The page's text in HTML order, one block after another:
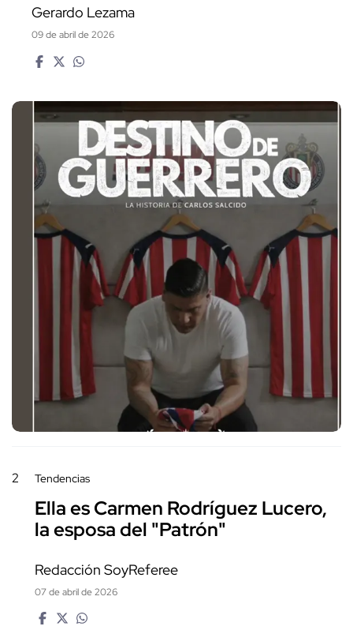
Gerardo Lezama
09 de abril de 2026
2 Tendencias
Ella es Carmen Rodríguez Lucero,
la esposa del "Patrón"
Redacción SoyReferee
07 de abril de 2026